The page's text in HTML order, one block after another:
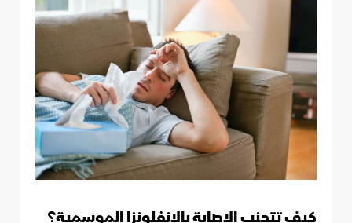
كيف تتجنب الإصابة بالإنفلونزا الموسمية؟